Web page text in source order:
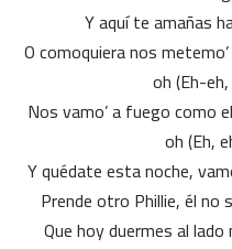
Y aquí te amañas
O comoquiera nos
oh (Eh-
Nos vamo’ a fuego como
oh (Eh,
Y quédate esta noche,
Prende otro Phillie, él no
Que hoy duermes al